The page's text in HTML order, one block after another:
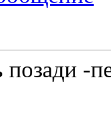
позади -